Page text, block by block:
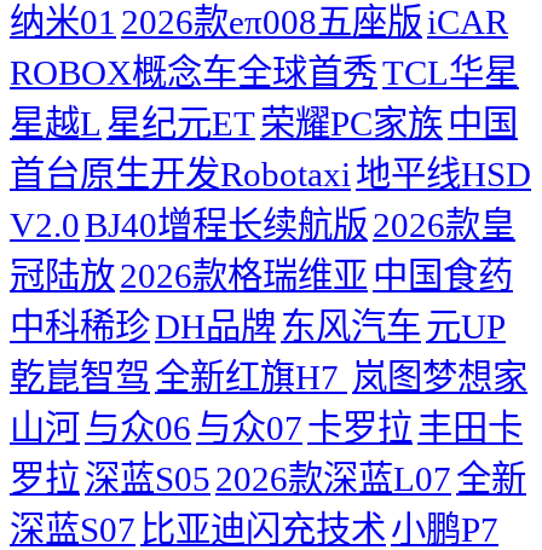
纳米01 2026款eπ008五座版iCAR
ROBOX概念车全球首秀TCL华星
星越L 星纪元ET荣耀PC家族 中国
首台原生开发Robotaxi 地平线HSD
V2.0BJ40增程长续航版2026款皇
冠陆放2026款格瑞维亚 中国食药
中科稀珍DH品牌 东风汽车元UP
乾崑智驾 全新红旗H7 ​ 岚图梦想家
山河与众06与众07卡罗拉丰田卡
罗拉深蓝S052026款深蓝L07全新
深蓝S07 比亚迪闪充技术小鹏P7